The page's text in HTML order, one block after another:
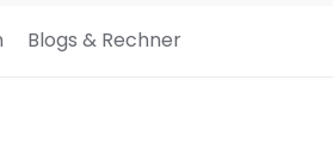
Blogs & Rechner